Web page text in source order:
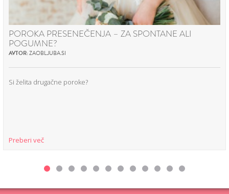
POROKA PRESENEČENJA – ZA SPONTANE ALI
POGUMNE?
AVTOR:ZAOBLJUBA.SI
Si želita drugačne poroke?
Preberi več